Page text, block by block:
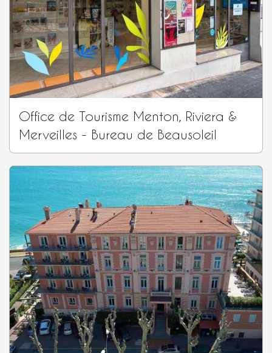
Office de Tourisme Menton, Riviera &
Merveilles - Bureau de Beausoleil